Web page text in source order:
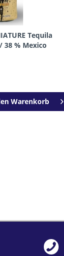
Tequila
38 % Mexico
Warenkorb